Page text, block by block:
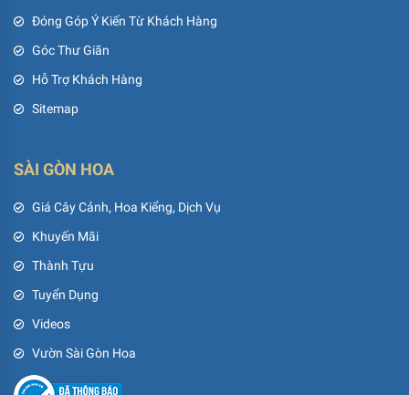
Đóng Góp Ý Kiến Từ Khách Hàng
Góc Thư Giãn
Hỗ Trợ Khách Hàng
Sitemap
SÀI GÒN HOA
Giá Cây Cảnh, Hoa Kiểng, Dịch Vụ
Khuyến Mãi
Thành Tựu
Tuyển Dụng
Videos
Vườn Sài Gòn Hoa